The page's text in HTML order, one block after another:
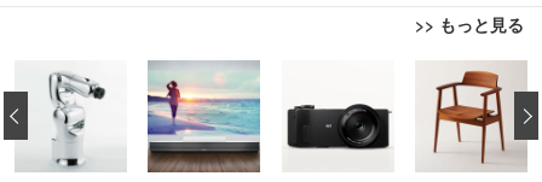
>> もっと見る
[EdoErgo] オフィスチェア 椅子 テレワーク 疲れな
い 跳ね上げ式アームレスト コンパクト 約105度ロッ
キング pc 事務椅子 360度回転 座面昇降 強化ナイロ
ン樹脂ベース 通気性メッシュ 在宅ワーク H-WY01
(黒網+黒枠+黒足)
￥5,699
EIZO ビジネス向けプレミアムモニター | FlexScan
EV3240X-WT | 31.5型4K UHD・USB Type-C・ホワ
イト
￥105,595
Amazonベーシック ペットシーツ 薄型 レギュラー 1
回使い捨て 無香料 ホワイト 300枚
￥3,373
‹